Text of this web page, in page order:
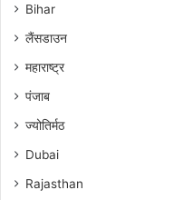
Bihar
लैंसडाउन
महाराष्ट्र
पंजाब
ज्योतिर्मठ
Dubai
Rajasthan